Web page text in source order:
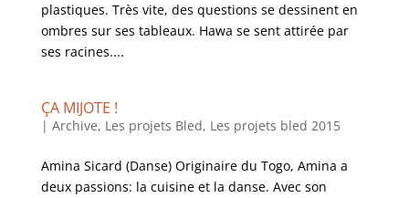
plastiques. Très vite, des questions se dessinent en
ombres sur ses tableaux. Hawa se sent attirée par
ses racines....
ÇA MIJOTE !
| Archive, Les projets Bled, Les projets bled 2015
Amina Sicard (Danse) Originaire du Togo, Amina a
deux passions: la cuisine et la danse. Avec son